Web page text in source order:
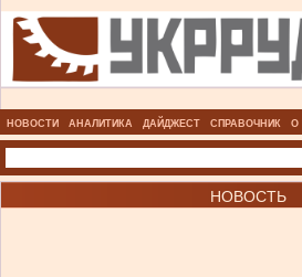
НОВОСТИ АНАЛИТИКА ДАЙДЖЕСТ СПРАВОЧНИК О
НОВОСТЬ